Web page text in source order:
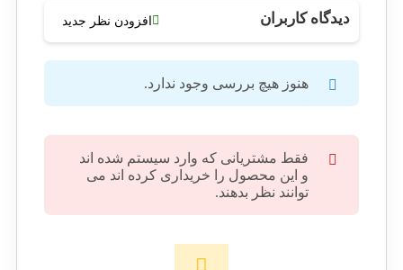
دیدگاه کاربران افزودن نظر جدید
هنوز هیچ بررسی وجود ندارد.
فقط مشتریانی که وارد سیستم شده اند
و این محصول را خریداری کرده اند می
توانند نظر بدهند.